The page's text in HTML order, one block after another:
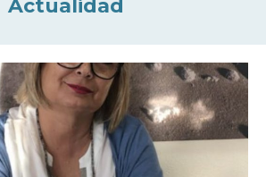
Actualidad